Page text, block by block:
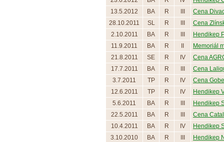
13.5.2012
BA R
Cena
28.10.2011
SL R
Cena
2.10.2011
BA R
Hendikep
11.9.2011
BA R
Memoriál
21.8.2011
SE R IV
Cena
17.7.2011
BA R
Cena
3.7.2011
TP R IV
Cena
12.6.2011
TP R IV
Hendikep
5.6.2011
BA R
Hendikep
22.5.2011
BA R
Cena
10.4.2011
BA R IV
Hendikep
3.10.2010
BA R
Hendikep